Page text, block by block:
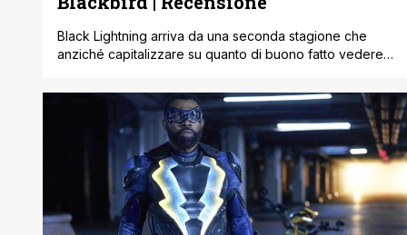
Black Lightning arriva da una seconda stagione che
anziché capitalizzare su quanto di buono fatto vedere
fondo che ne aveva di molto abbassato la qualità. Nel
season finale della seconda stagione ' la nostra
recensione QUI ' la minaccia rappresenta da Tobias
Whale, villain mai troppo convincente [']